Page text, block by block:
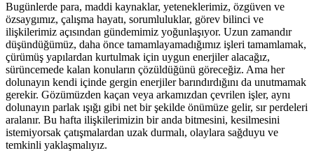
Bugünlerde para, maddi kaynaklar, yeteneklerimiz, özgüven ve
özsaygımız, çalışma hayatı, sorumluluklar, görev bilinci ve
ilişkilerimiz açısından gündemimiz yoğunlaşıyor. Uzun zamandır
düşündüğümüz, daha önce tamamlayamadığımız işleri tamamlamak,
çürümüş yapılardan kurtulmak için uygun enerjiler alacağız,
sürüncemede kalan konuların çözüldüğünü göreceğiz. Ama her
dolunayın kendi içinde gergin enerjiler barındırdığını da unutmamak
gerekir. Gözümüzden kaçan veya arkamızdan çevrilen işler, aynı
dolunayın parlak ışığı gibi net bir şekilde önümüze gelir, sır perdeleri
aralanır. Bu hafta ilişkilerimizin bir anda bitmesini, kesilmesini
istemiyorsak çatışmalardan uzak durmalı, olaylara sağduyu ve
temkinli yaklaşmalıyız.